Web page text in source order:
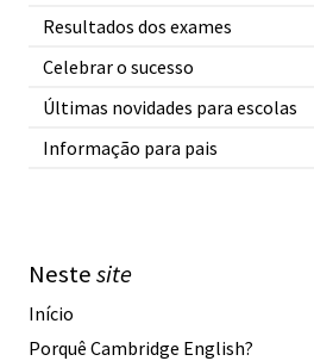
Resultados dos exames
Celebrar o sucesso
Últimas novidades para escolas
Informação para pais
Nestesite
Início
Porquê Cambridge English?